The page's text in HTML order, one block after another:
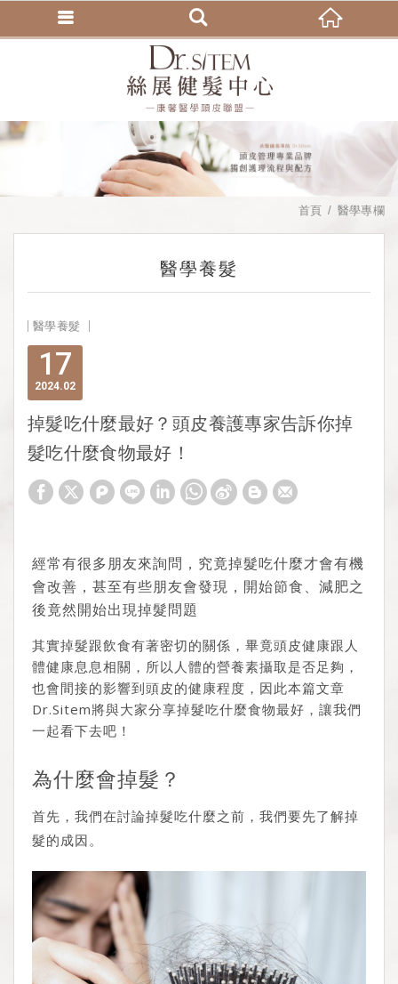
首頁 醫學專欄
醫學養髮
醫學養髮
17
02
2024
掉髮吃什麼最好？頭皮養護專家告訴你掉
髮吃什麼食物最好！
經常有很多朋友來詢問，究竟掉髮吃什麼才會有機
會改善，甚至有些朋友會發現，開始節食、減肥之
後竟然開始出現掉髮問題
其實掉髮跟飲食有著密切的關係，畢竟頭皮健康跟人
體健康息息相關，所以人體的營養素攝取是否足夠，
也會間接的影響到頭皮的健康程度，因此本篇文章
Dr.Sitem將與大家分享掉髮吃什麼食物最好，讓我們
一起看下去吧！
為什麼會掉髮？
首先，我們在討論掉髮吃什麼之前，我們要先了解掉
髮的成因。